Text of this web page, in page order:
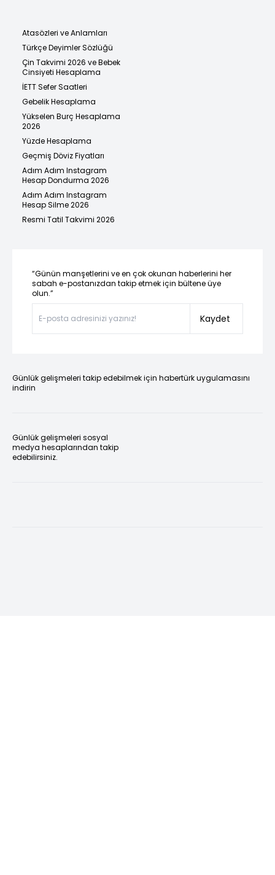
Atasözleri ve Anlamları
Türkçe Deyimler Sözlüğü
Çin Takvimi 2026 ve Bebek
Cinsiyeti Hesaplama
İETT Sefer Saatleri
Gebelik Hesaplama
Yükselen Burç Hesaplama
2026
Yüzde Hesaplama
Geçmiş Döviz Fiyatları
Adım Adım Instagram
Hesap Dondurma 2026
Adım Adım Instagram
Hesap Silme 2026
Resmi Tatil Takvimi 2026
“Günün manşetlerini ve en çok okunan haberlerini her
sabah e-postanızdan takip etmek için bültene üye
olun.”
Kaydet
Günlük gelişmeleri takip edebilmek için habertürk uygulamasını
indirin
Günlük gelişmeleri sosyal
medya hesaplarından takip
edebilirsiniz.